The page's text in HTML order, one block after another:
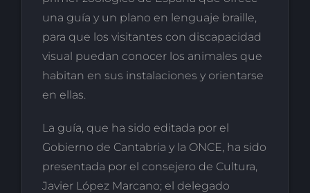
una guía y un plano en lenguaje braille,
para que los visitantes con discapacidad
visual puedan conocer los animales que
habitan en sus instalaciones y orientarse
en ellas.
La guía, que ha sido editada por el
Gobierno de Cantabria y la ONCE, ha sido
presentada por el consejero de Cultura,
Javier López Marcano; el delegado